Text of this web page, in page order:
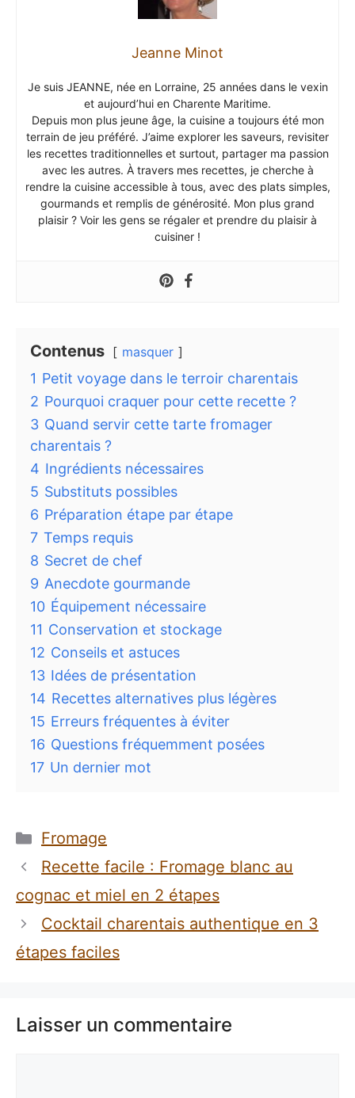
Jeanne Minot
Je suis JEANNE, née en Lorraine, 25 années dans le vexin
et aujourd’hui en Charente Maritime.
Depuis mon plus jeune âge, la cuisine a toujours été mon
terrain de jeu préféré. J’aime explorer les saveurs, revisiter
les recettes traditionnelles et surtout, partager ma passion
avec les autres. À travers mes recettes, je cherche à
rendre la cuisine accessible à tous, avec des plats simples,
gourmands et remplis de générosité. Mon plus grand
plaisir ? Voir les gens se régaler et prendre du plaisir à
cuisiner !
Contenus masquer
1 Petit voyage dans le terroir charentais
2 Pourquoi craquer pour cette recette ?
3 Quand servir cette tarte fromager
charentais ?
4 Ingrédients nécessaires
5 Substituts possibles
6 Préparation étape par étape
7 Temps requis
8 Secret de chef
9 Anecdote gourmande
10 Équipement nécessaire
11 Conservation et stockage
12 Conseils et astuces
13 Idées de présentation
14 Recettes alternatives plus légères
15 Erreurs fréquentes à éviter
16 Questions fréquemment posées
17 Un dernier mot
Catégories
Fromage
Recette facile : Fromage blanc au
cognac et miel en 2 étapes
Cocktail charentais authentique en 3
étapes faciles
Laisser un commentaire